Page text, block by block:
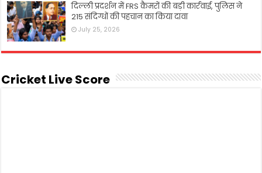
दिल्ली प्रदर्शन में FRS कैमरों की बड़ी कार्रवाई, पुलिस ने
215 संदिग्धों की पहचान का किया दावा
July 25, 2026
Cricket Live Score